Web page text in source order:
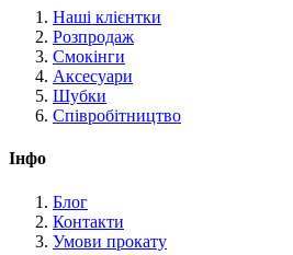
Наші клієнтки
Розпродаж
Смокінги
Аксесуари
Шубки
Співробітництво
Інфо
Блог
Контакти
Умови прокату